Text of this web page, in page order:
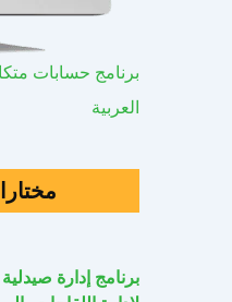
برنامج حسابات
العربية
برنامج إدارة